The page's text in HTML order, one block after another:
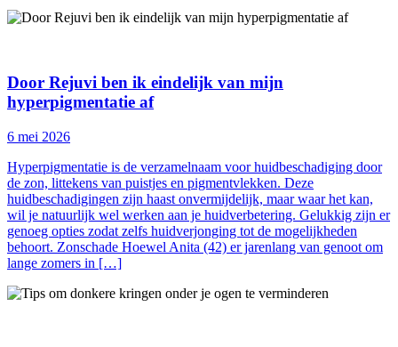
Door Rejuvi ben ik eindelijk van mijn
hyperpigmentatie af
6 mei 2026
Hyperpigmentatie is de verzamelnaam voor huidbeschadiging door
de zon, littekens van puistjes en pigmentvlekken. Deze
huidbeschadigingen zijn haast onvermijdelijk, maar waar het kan,
wil je natuurlijk wel werken aan je huidverbetering. Gelukkig zijn er
genoeg opties zodat zelfs huidverjonging tot de mogelijkheden
behoort. Zonschade Hoewel Anita (42) er jarenlang van genoot om
lange zomers in […]